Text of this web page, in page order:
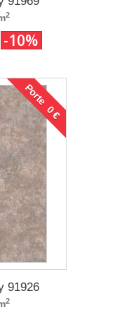
2
-10%
Porte 0 €
91926
2